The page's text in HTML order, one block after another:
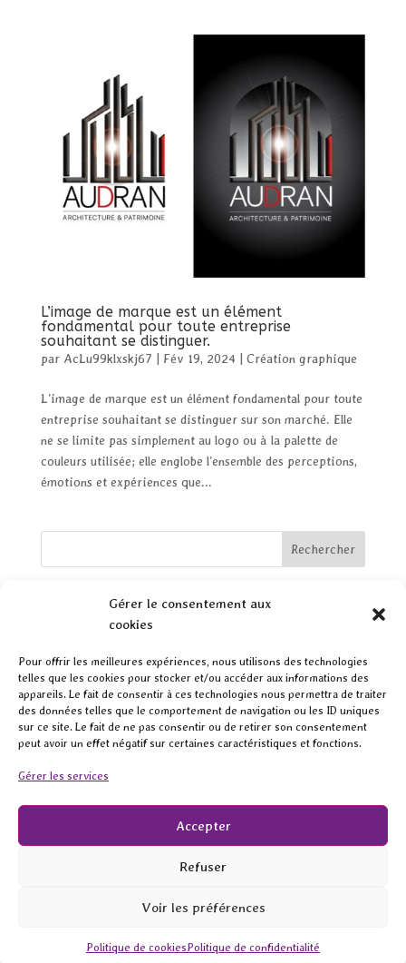
Gérer le consentement aux
cookies
Pour offrir les meilleures expériences, nous utilisons des technologies
telles que les cookies pour stocker et/ou accéder aux informations des
appareils. Le fait de consentir à ces technologies nous permettra de traiter
des données telles que le comportement de navigation ou les ID uniques
sur ce site. Le fait de ne pas consentir ou de retirer son consentement
peut avoir un effet négatif sur certaines caractéristiques et fonctions.
Gérer les services
Accepter
Refuser
Voir les préférences
Politique de cookiesPolitique de confidentialité
L’image de marque est un élément
fondamental pour toute entreprise
souhaitant se distinguer.
par AcLu99klxskj67 Fév 19, 2024 Création graphique
L’image de marque est un élément fondamental pour toute
entreprise souhaitant se distinguer sur son marché. Elle
ne se limite pas simplement au logo ou à la palette de
couleurs utilisée; elle englobe l’ensemble des perceptions,
émotions et expériences que...
Rechercher
Articles récents
Nouveau logo et cartes de visite de Sophr’Impulse
L’image de marque est un élément fondamental pour toute
entreprise souhaitant se distinguer.
L’Importance de l’Impression sur Papier FSC et Recyclé
Succès de Votre Entreprise
Commentaires récents